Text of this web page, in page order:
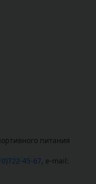
питания
45-67, e-mail: